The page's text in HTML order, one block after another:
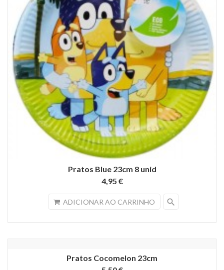
Pratos Blue 23cm 8 unid
4,95 €
ADICIONAR AO CARRINHO search
Pratos Cocomelon 23cm